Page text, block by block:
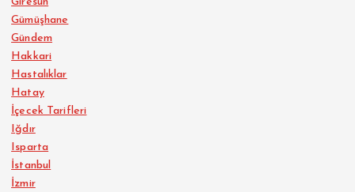
Gümüşhane
Gündem
Hakkari
Hastalıklar
Hatay
İçecek Tarifleri
Iğdır
Isparta
İstanbul
İzmir